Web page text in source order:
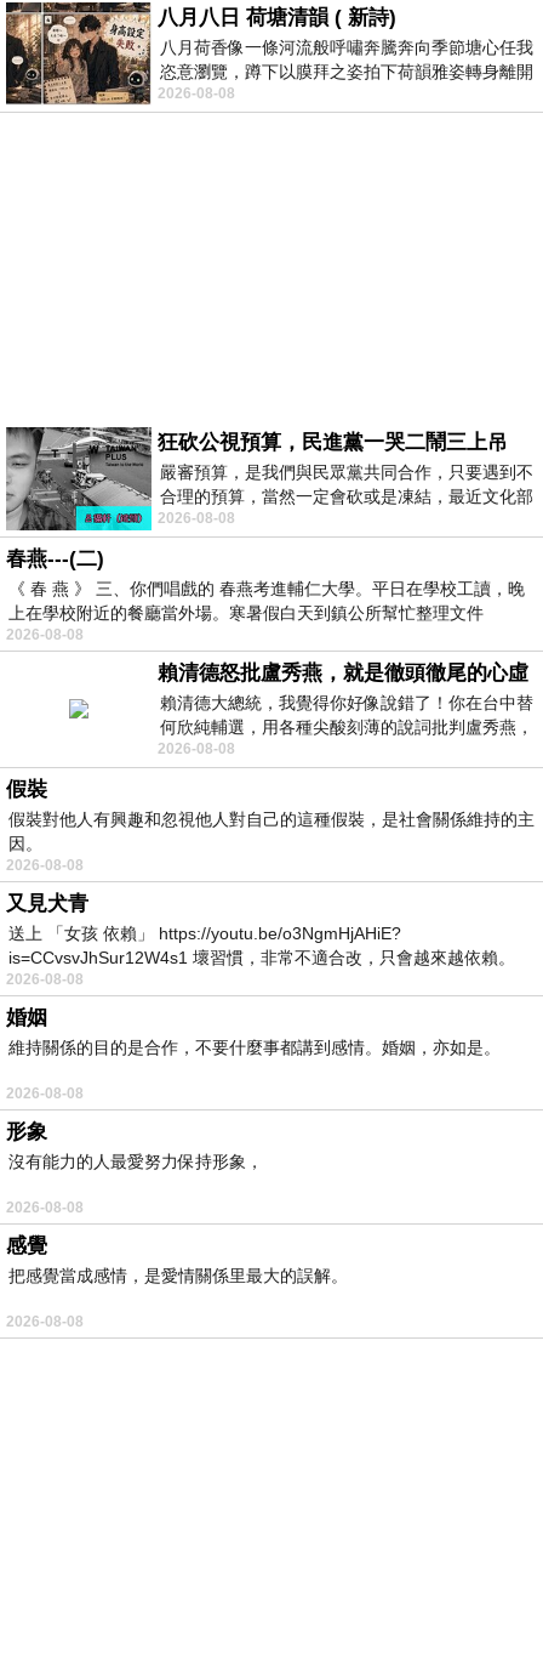
八月八日 荷塘清韻 ( 新詩)
八月荷香像一條河流般呼嘯奔騰奔向季節塘心任我
恣意瀏覽，蹲下以膜拜之姿拍下荷韻雅姿轉身離開
時我把美麗的遐想掛在亭亭葉柄上盼望
2026-08-08
狂砍公視預算，民進黨一哭二鬧三上吊
嚴審預算，是我們與民眾黨共同合作，只要遇到不
合理的預算，當然一定會砍或是凍結，最近文化部
要編列公視和Taiwan plus預算，在110年
2026-08-08
春燕---(二)
《 春 燕 》 三、你們唱戲的 春燕考進輔仁大學。平日在學校工讀，晚
上在學校附近的餐廳當外場。寒暑假白天到鎮公所幫忙整理文件
2026-08-08
賴清德怒批盧秀燕，就是徹頭徹尾的心虛
賴清德大總統，我覺得你好像說錯了！你在台中替
何欣純輔選，用各種尖酸刻薄的說詞批判盧秀燕，
罵她施政滿意度輸給陳其邁，甚至還說盧
2026-08-08
假裝
假裝對他人有興趣和忽視他人對自己的這種假裝，是社會關係維持的主
因。
2026-08-08
又見犬青
送上 「女孩 依賴」 https://youtu.be/o3NgmHjAHiE?
is=CCvsvJhSur12W4s1 壞習慣，非常不適合改，只會越來越依賴。
我害怕的
2026-08-08
婚姻
維持關係的目的是合作，不要什麼事都講到感情。婚姻，亦如是。
2026-08-08
形象
沒有能力的人最愛努力保持形象，
2026-08-08
感覺
把感覺當成感情，是愛情關係里最大的誤解。
2026-08-08